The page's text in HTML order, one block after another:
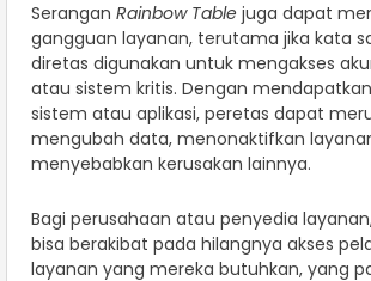
Serangan Rainbow Table juga dapat
gangguan layanan, terutama jika kata
diretas digunakan untuk mengakses
atau sistem kritis. Dengan
sistem atau aplikasi, peretas dapat
mengubah data, menonaktifkan
menyebabkan kerusakan lainnya.
Bagi perusahaan atau penyedia
bisa berakibat pada hilangnya akses
layanan yang mereka butuhkan, yang